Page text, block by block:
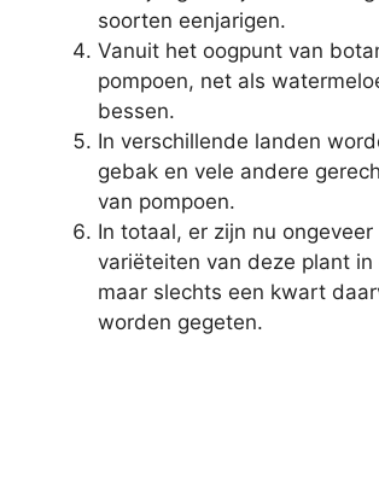
soorten eenjarigen.
Vanuit het oogpunt van
pompoen, net als
bessen.
In verschillende landen
gebak en vele andere
van pompoen.
In totaal, er zijn nu ongeveer
variëteiten van deze plant
maar slechts een kwart
worden gegeten.